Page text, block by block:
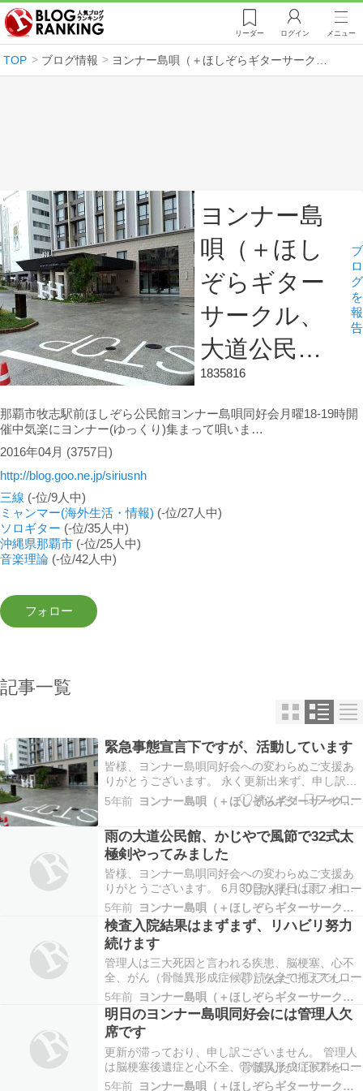
リーダー ログイン メニュー
TOP ブログ情報 ヨンナー島唄（＋ほしぞらギターサークル、大道公民…
ヨンナー島
唄（＋ほし
ぞらギター
サークル、
大道公民…
1835816
ブ
ロ
グ
を
報
告
那覇市牧志駅前ほしぞら公民館ヨンナー島唄同好会月曜18-19時開
催中気楽にヨンナー(ゆっくり)集まって唄いま…
2016年04月 (3757日)
http://blog.goo.ne.jp/siriusnh
三線 (-位/9人中)
ミャンマー(海外生活・情報) (-位/27人中)
ソロギター (-位/35人中)
沖縄県那覇市 (-位/25人中)
音楽理論 (-位/42人中)
記事一覧
緊急事態宣言下ですが、活動しています
皆様、ヨンナー島唄同好会への変わらぬご支援あ
りがとうございます。 永く更新出来ず、申し訳ご
ざいません。 緊急事態宣言下ですが、大道自治公
民館は利用者の良識を信頼し、自主判断に任せて
わらず一人ですが、活動させていただき、かじや
で風節…
5年前 ヨンナー島唄（＋ほしぞらギターサークル、大道公民…
雨の大道公民館、かじやで風節で32式太
極剣やってみました
皆様、ヨンナー島唄同好会への変わらぬご支援あ
りがとうございます。 6月30日水曜日は雨、相変
わらず一人ですが、かじやで風節を覚えるかたわ
ら、大きな鏡の前で太極剣も練習する一挙両得を
試してみました。3分半くらいで長さがちょうど良
さそうで歌の節々に合わせて演武を覚えられそう
です。 …
5年前 ヨンナー島唄（＋ほしぞらギターサークル、大道公民…
検査入院結果はまずまず、リハビリ努力
続けます
管理人は三大死因と言われる疾患、脳梗塞、心不
全、がん（骨髄異形成症候群）を全て抱えてしま
い、体力劣化と戦っています。ふらつき歩行困
難、起き抜け倦怠感息切れが昨年今頃より悪化し
ているように感じています。 先日の心臓カテーテ
ル検査入院の結果、病状はさほど変わらず経過観
察維持でした。…
5年前 ヨンナー島唄（＋ほしぞらギターサークル、大道公民…
明日のヨンナー島唄同好会には管理人欠
席です
更新が滞っており、申し訳ございません。 管理人
は脳梗塞後遺症と心不全、骨髄異形成症候群を抱
えております。毎週水曜日午後のヨンナー島唄同
5年前 ヨンナー島唄（＋ほしぞらギターサークル、大道公民…